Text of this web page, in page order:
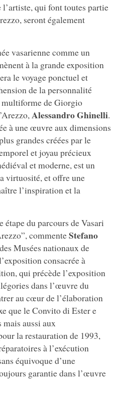
qui font toutes partie
seront également
vasarienne comme un
à la grande exposition
le voyage ponctuel et
de la personnalité
de Giorgio
Alessandro Ghinelli.
à une œuvre aux dimensions
grandes créées par le
et joyau précieux
et moderne, est un
virtuosité, et offre une
l’inspiration et la
étape du parcours de Vasari
commenteStefano
Musées nationaux de
consacrée à
qui précède l’exposition
dans l’œuvre du
au cœur de l’élaboration
que le Convito di Ester e
mais aussi aux
la restauration de 1993,
à l’exécution
équivoque d’une
garantie dans l’œuvre